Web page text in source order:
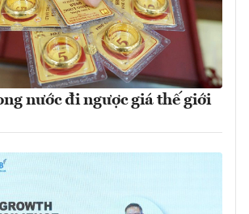
nước đi ngược giá thế giới